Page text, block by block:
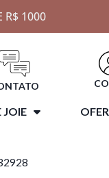
R$ 1000
JOIE